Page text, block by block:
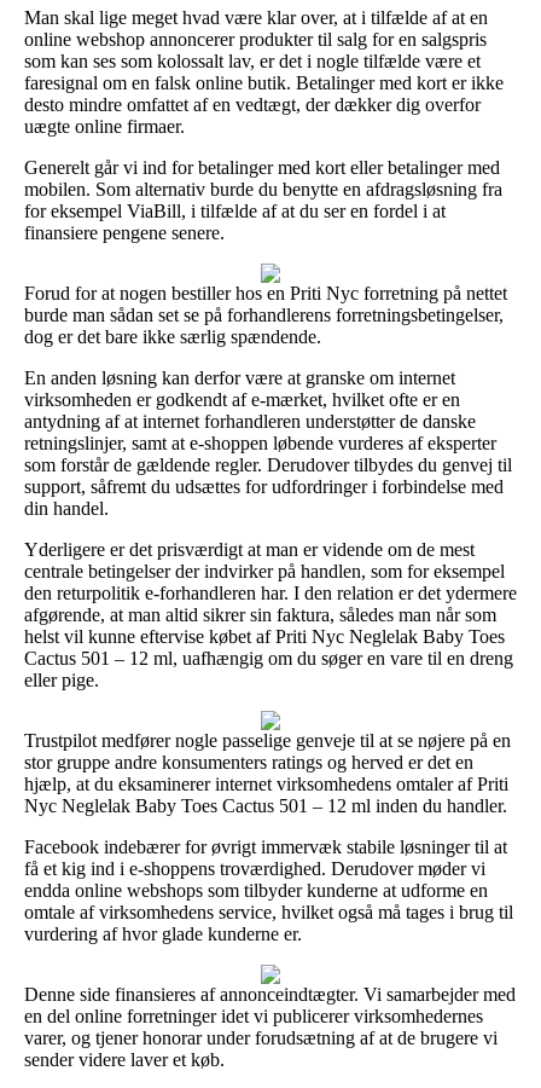
Man skal lige meget hvad være klar over, at i tilfælde af at en
online webshop annoncerer produkter til salg for en salgspris
som kan ses som kolossalt lav, er det i nogle tilfælde være et
faresignal om en falsk online butik. Betalinger med kort er ikke
desto mindre omfattet af en vedtægt, der dækker dig overfor
uægte online firmaer.
Generelt går vi ind for betalinger med kort eller betalinger med
mobilen. Som alternativ burde du benytte en afdragsløsning fra
for eksempel ViaBill, i tilfælde af at du ser en fordel i at
finansiere pengene senere.
Forud for at nogen bestiller hos en Priti Nyc forretning på nettet
burde man sådan set se på forhandlerens forretningsbetingelser,
dog er det bare ikke særlig spændende.
En anden løsning kan derfor være at granske om internet
virksomheden er godkendt af e-mærket, hvilket ofte er en
antydning af at internet forhandleren understøtter de danske
retningslinjer, samt at e-shoppen løbende vurderes af eksperter
som forstår de gældende regler. Derudover tilbydes du genvej til
support, såfremt du udsættes for udfordringer i forbindelse med
din handel.
Yderligere er det prisværdigt at man er vidende om de mest
centrale betingelser der indvirker på handlen, som for eksempel
den returpolitik e-forhandleren har. I den relation er det ydermere
afgørende, at man altid sikrer sin faktura, således man når som
helst vil kunne eftervise købet af Priti Nyc Neglelak Baby Toes
Cactus 501 – 12 ml, uafhængig om du søger en vare til en dreng
eller pige.
Trustpilot medfører nogle passelige genveje til at se nøjere på en
stor gruppe andre konsumenters ratings og herved er det en
hjælp, at du eksaminerer internet virksomhedens omtaler af Priti
Nyc Neglelak Baby Toes Cactus 501 – 12 ml inden du handler.
Facebook indebærer for øvrigt immervæk stabile løsninger til at
få et kig ind i e-shoppens troværdighed. Derudover møder vi
endda online webshops som tilbyder kunderne at udforme en
omtale af virksomhedens service, hvilket også må tages i brug til
vurdering af hvor glade kunderne er.
Denne side finansieres af annonceindtægter. Vi samarbejder med
en del online forretninger idet vi publicerer virksomhedernes
varer, og tjener honorar under forudsætning af at de brugere vi
sender videre laver et køb.